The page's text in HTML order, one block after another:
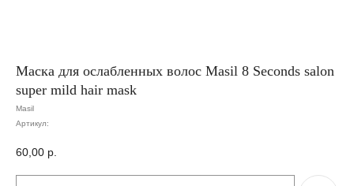
Маска для ослабленных волос Masil 8 Seconds salon
super mild hair mask
Masil
Артикул:
60,00 р.